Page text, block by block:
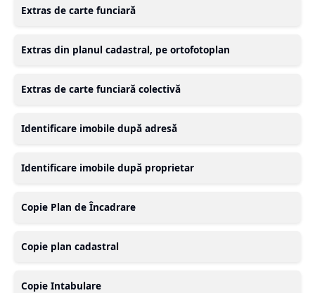
Extras de carte funciară
Extras din planul cadastral, pe ortofotoplan
Extras de carte funciară colectivă
Identificare imobile după adresă
Identificare imobile după proprietar
Copie Plan de Încadrare
Copie plan cadastral
Copie Intabulare